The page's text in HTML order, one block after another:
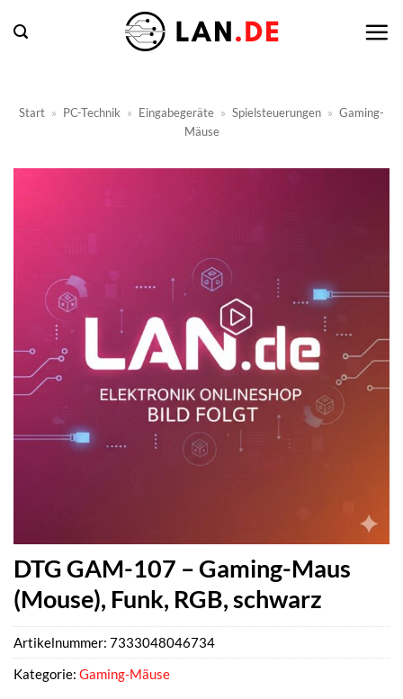
Inhalt
Start » PC-Technik » Eingabegeräte » Spielsteuerungen » Gaming-
Mäuse
DTG GAM-107 – Gaming-Maus
(Mouse), Funk, RGB, schwarz
Artikelnummer: 7333048046734
Kategorie: Gaming-Mäuse